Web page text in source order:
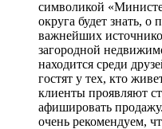
символикой
округа будет знать, о
важнейших
загородной
находится среди
гостят у тех, кто
клиенты проявляют
афишировать
очень рекомендуем,